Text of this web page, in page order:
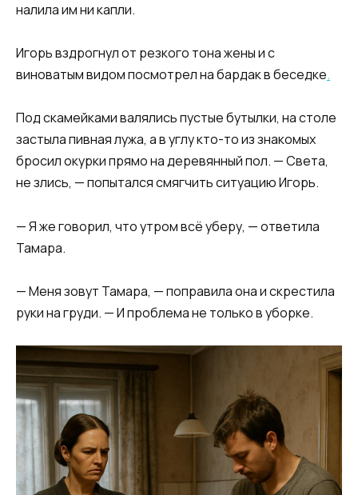
налила им ни капли.
Игорь вздрогнул от резкого тона жены и с
виноватым видом посмотрел на бардак в беседке.
Под скамейками валялись пустые бутылки, на столе
застыла пивная лужа, а в углу кто-то из знакомых
бросил окурки прямо на деревянный пол. — Света,
не злись, — попытался смягчить ситуацию Игорь.
— Я же говорил, что утром всё уберу, — ответила
Тамара.
— Меня зовут Тамара, — поправила она и скрестила
руки на груди. — И проблема не только в уборке.